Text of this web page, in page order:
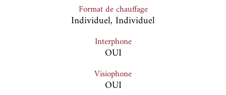
Format de chauffage
Individuel, Individuel
Interphone
OUI
Visiophone
OUI